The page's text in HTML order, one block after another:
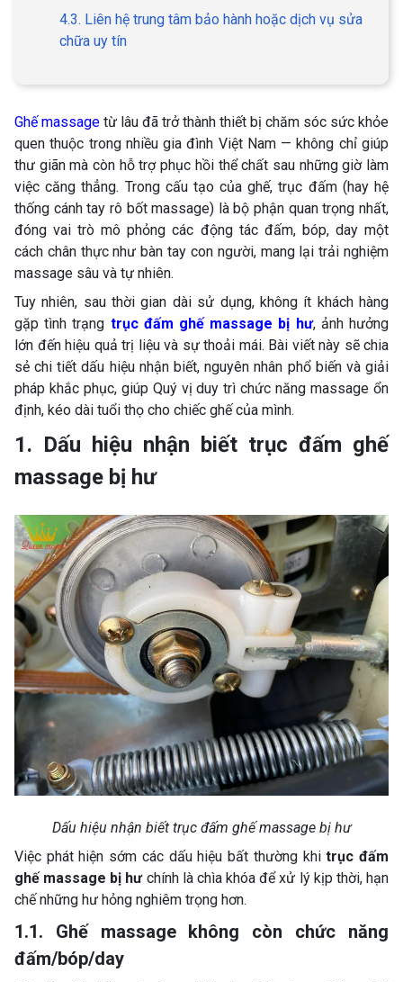
4.3. Liên hệ trung tâm bảo hành hoặc dịch vụ sửa
chữa uy tín
Ghế massage từ lâu đã trở thành thiết bị chăm sóc sức khỏe
quen thuộc trong nhiều gia đình Việt Nam — không chỉ giúp
thư giãn mà còn hỗ trợ phục hồi thể chất sau những giờ làm
việc căng thẳng. Trong cấu tạo của ghế, trục đấm (hay hệ
thống cánh tay rô bốt massage) là bộ phận quan trọng nhất,
đóng vai trò mô phỏng các động tác đấm, bóp, day một
cách chân thực như bàn tay con người, mang lại trải nghiệm
massage sâu và tự nhiên.
Tuy nhiên, sau thời gian dài sử dụng, không ít khách hàng
gặp tình trạng trục đấm ghế massage bị hư, ảnh hưởng
lớn đến hiệu quả trị liệu và sự thoải mái. Bài viết này sẽ chia
sẻ chi tiết dấu hiệu nhận biết, nguyên nhân phổ biến và giải
pháp khắc phục, giúp Quý vị duy trì chức năng massage ổn
định, kéo dài tuổi thọ cho chiếc ghế của mình.
1. Dấu hiệu nhận biết trục đấm ghế
massage bị hư
Dấu hiệu nhận biết trục đấm ghế massage bị hư
Việc phát hiện sớm các dấu hiệu bất thường khitrục đấm
ghế massage bị hưchính là chìa khóa để xử lý kịp thời, hạn
chế những hư hỏng nghiêm trọng hơn.
1.1. Ghế massage không còn chức năng
đấm/bóp/day